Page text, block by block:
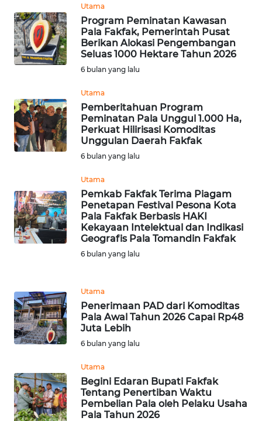
Utama
Program Peminatan Kawasan
Pala Fakfak, Pemerintah Pusat
Berikan Alokasi Pengembangan
Seluas 1000 Hektare Tahun 2026
6 bulan yang lalu
Utama
Pemberitahuan Program
Peminatan Pala Unggul 1.000 Ha,
Perkuat Hilirisasi Komoditas
Unggulan Daerah Fakfak
6 bulan yang lalu
Utama
Pemkab Fakfak Terima Piagam
Penetapan Festival Pesona Kota
Pala Fakfak Berbasis HAKI
Kekayaan Intelektual dan Indikasi
Geografis Pala Tomandin Fakfak
6 bulan yang lalu
Utama
Penerimaan PAD dari Komoditas
Pala Awal Tahun 2026 Capai Rp48
Juta Lebih
6 bulan yang lalu
Utama
Begini Edaran Bupati Fakfak
Tentang Penertiban Waktu
Pembelian Pala oleh Pelaku Usaha
Pala Tahun 2026
WN
TAPANULI
UTARA
SAMOSIR
WN
PADANG
LAWAS
SUMEDANG
WN
CIANJUR
SERIBU
WN
TANGERANG
WN
BINJAI
WN